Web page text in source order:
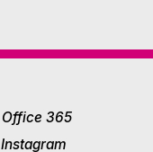
Office 365
Instagram